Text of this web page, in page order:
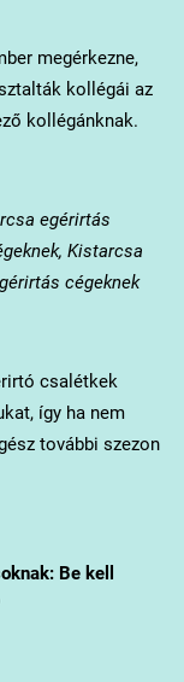
megérkezne,
kollégái az
kollégánknak.
egérirtás
Kistarcsa
cégeknek
csalétkek
így ha nem
további szezon
Be kell